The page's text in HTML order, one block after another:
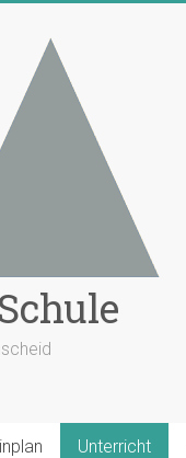
Unterricht